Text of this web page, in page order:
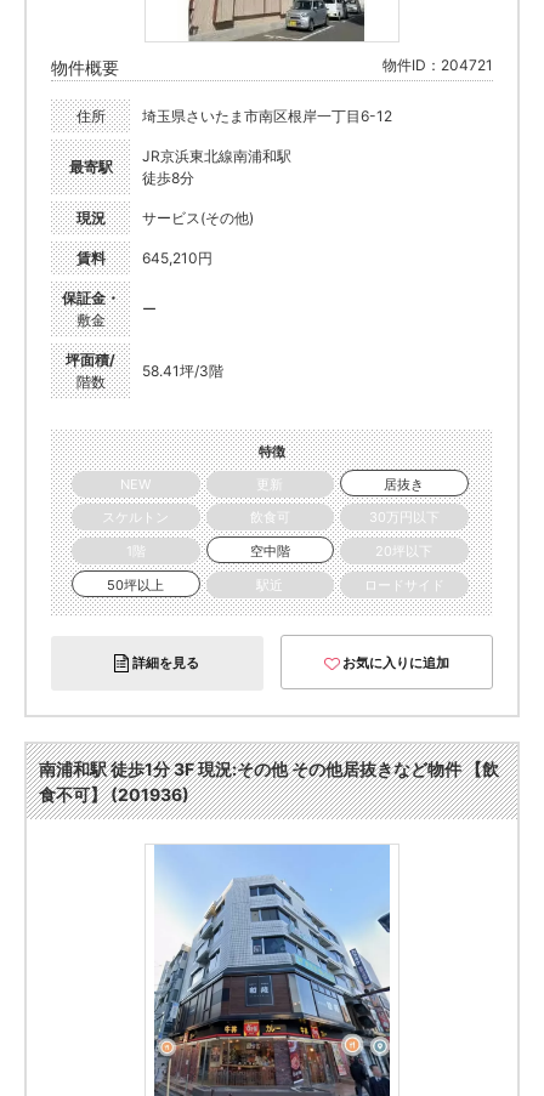
物件概要 物件ID：204721
住所 埼玉県さいたま市南区根岸一丁目6-12
最寄駅
JR京浜東北線南浦和駅
徒歩8分
現況 サービス(その他)
賃料 645,210円
保証金・
敷金
ー
坪面積/
階数
58.41坪/3階
特徴
NEW
更新
居抜き
スケルトン
飲食可
30万円以下
1階
空中階
20坪以下
50坪以上
駅近 ロードサイド
詳細を見る お気に入りに追加
南浦和駅 徒歩1分 3F 現況:その他 その他居抜きなど物件 【飲
食不可】 (201936)